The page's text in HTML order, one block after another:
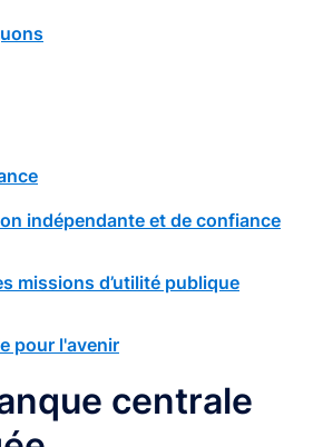
indépendante et de confiance
missions d’utilité publique
pour l'avenir
centrale